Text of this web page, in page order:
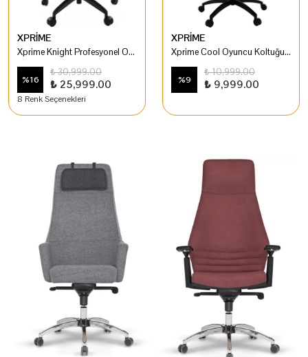
XPRİME
Xprime Knight Profesyonel Oyuncu Koltuğu
%16
₺ 30,999.00
₺ 25,999.00
8 Renk Seçenekleri
XPRİME
Xprime Cool Oyuncu Koltuğu (Kumaş)
%9
₺ 10,999.00
₺ 9,999.00